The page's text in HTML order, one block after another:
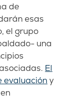
de
esas
el grupo
una
El
evaluacióny